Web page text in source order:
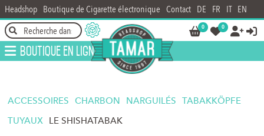
Headshop Boutique de Cigarette électronique Contact DE FR IT EN
0 0  
Boutique en ligne
ACCESSOIRES CHARBON NARGUILÉS
TABAKKÖPFE
TUYAUX
LE SHISHATABAK